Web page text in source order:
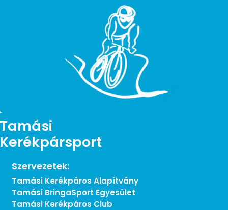
Tamási
Kerékpársport
Szervezetek:
Tamási Kerékpáros Alapítvány
Tamási BringaSport Egyesület
Tamási Kerékpáros Club